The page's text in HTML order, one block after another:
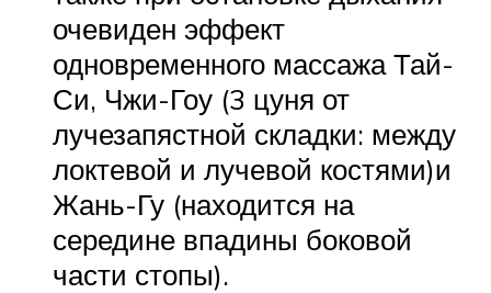
очевиден эффект
одновременного массажа Тай-
Си, Чжи-Гоу (3 цуня от
лучезапястной складки: между
локтевой и лучевой костями)и
Жань-Гу (находится на
середине впадины боковой
части стопы).